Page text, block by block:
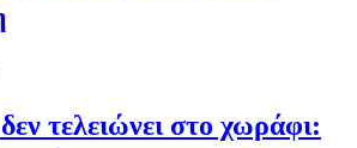
τελειώνει στο χωράφι: